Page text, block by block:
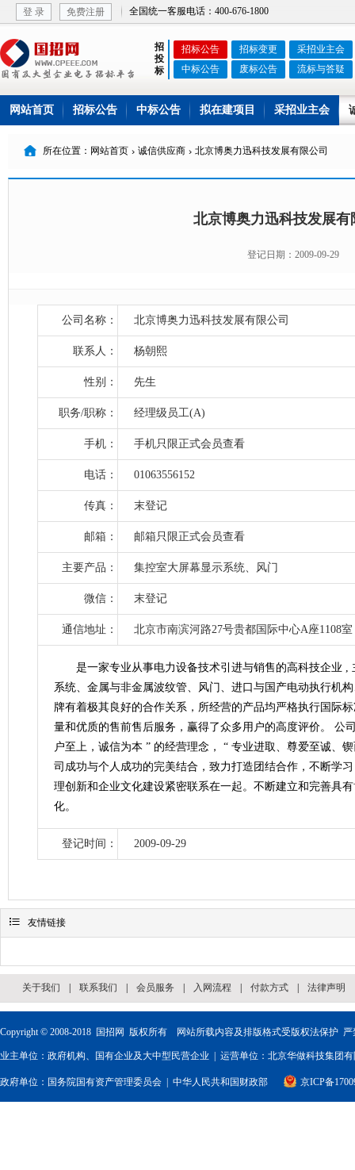
登 录 免费注册 全国统一客服电话：400-676-1800
招
投
标
招标公告 招标变更
采招业主会
中标公告
废标公告 流标与答疑
网站首页 招标公告 中标公告 拟在建项目 采招业主会
 所在位置：网站首页  诚信供应商  北京博奥力迅科技发展有限公司
北京博奥力迅科技发展有
登记日期：2009-09-29
公司名称： 北京博奥力迅科技发展有限公司
联系人： 杨朝熙
性别： 先生
职务/职称： 经理级员工(A)
手机： 手机只限正式会员查看
电话： 01063556152
传真： 末登记
邮箱： 邮箱只限正式会员查看
主要产品： 集控室大屏幕显示系统、风门
微信： 末登记
通信地址： 北京市南滨河路27号贵都国际中心A座1108室
是一家专业从事电力设备技术引进与销售的高科技企业 ,
系统、金属与非金属波纹管、风门、进口与国产电动执行机
牌有着极其良好的合作关系，所经营的产品均严格执行国际
量和优质的售前售后服务，赢得了众多用户的高度评价。 公
户至上，诚信为本 ” 的经营理念， “ 专业进取、尊爱至诚、
司成功与个人成功的完美结合，致力打造团结合作，不断学
理创新和企业文化建设紧密联系在一起。不断建立和完善具
化。
登记时间： 2009-09-29
 友情链接
关于我们 联系我们 会员服务 入网流程 付款方式 法律声明
Copyright © 2008-2018 国招网 版权所有 网站所载内容及排版格式受版权法保护 严
业主单位：政府机构、国有企业及大中型民营企业 | 运营单位：北京华做科技集团
政府单位： 国务院国有资产管理委员会 中华人民共和国财政部 京ICP备